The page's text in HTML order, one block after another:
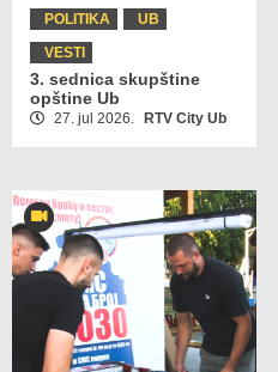
POLITIKA
UB
VESTI
3. sednica skupštine
opštine Ub
27. jul 2026. RTV City Ub